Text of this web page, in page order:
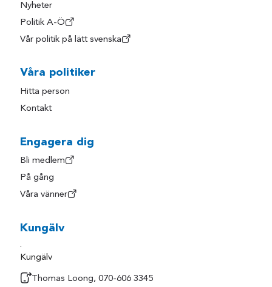
Nyheter
Politik A-Ö
Vår politik på lätt svenska
Våra politiker
Hitta person
Kontakt
Engagera dig
Bli medlem
På gång
Våra vänner
Kungälv
.
Kungälv
Thomas Loong, 070-606 3345